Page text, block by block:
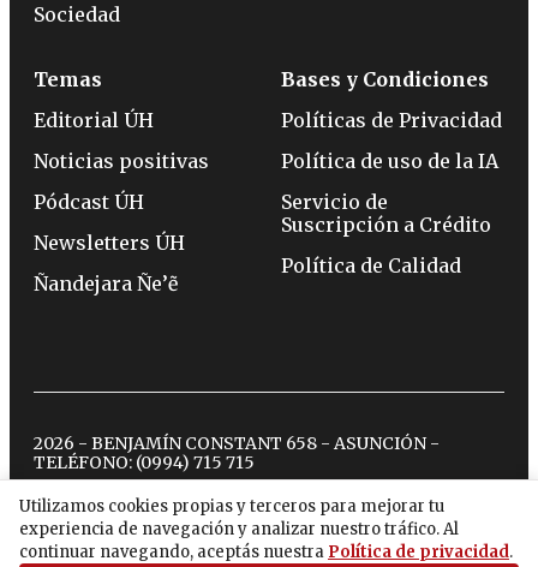
Utilizamos cookies propias y terceros para mejorar tu
experiencia de navegación y analizar nuestro tráfico. Al
continuar navegando, aceptás nuestra Política de privacidad.
Sociedad
Temas
Editorial ÚH
Noticias positivas
Pódcast ÚH
Newsletters ÚH
Ñandejara Ñe’ẽ
Bases y Condiciones
Políticas de Privacidad
Política de uso de la IA
Servicio de
Suscripción a Crédito
Política de Calidad
2026 - BENJAMÍN CONSTANT 658 - ASUNCIÓN -
TELÉFONO: (0994) 715 715
twitterinstagram
facebook
tiktokyoutubespotify